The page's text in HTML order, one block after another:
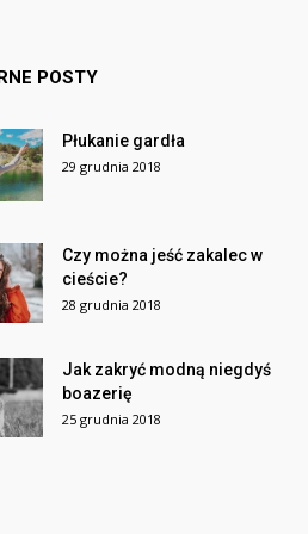
POSTY
Płukanie gardła
29 grudnia 2018
Czy można jeść zakalec w
cieście?
28 grudnia 2018
Jak zakryć modną niegdyś
boazerię
25 grudnia 2018